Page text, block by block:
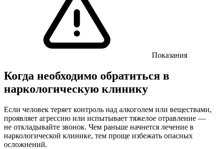
Показания
Когда необходимо обратиться в
наркологическую клинику
Если человек теряет контроль над алкоголем или веществами,
проявляет агрессию или испытывает тяжелое отравление —
не откладывайте звонок. Чем раньше начнется лечение в
наркологической клинике, тем проще избежать опасных
осложнений.